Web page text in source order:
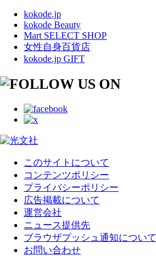
kokode.jp
kokode Beauty
Mart SELECT SHOP
女性自身百貨店
kokode.jp GIFT
このサイトについて
コンテンツポリシー
プライバシーポリシー
広告掲載について
運営会社
ニュース提供先
ブラウザプッシュ通知について
お問い合わせ